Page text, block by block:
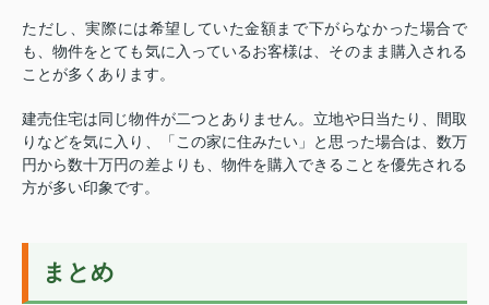
ただし、実際には希望していた金額まで下がらなかった場合で
も、物件をとても気に入っているお客様は、そのまま購入される
ことが多くあります。
建売住宅は同じ物件が二つとありません。立地や日当たり、間取
りなどを気に入り、「この家に住みたい」と思った場合は、数万
円から数十万円の差よりも、物件を購入できることを優先される
方が多い印象です。
まとめ